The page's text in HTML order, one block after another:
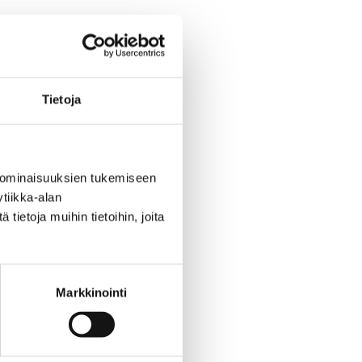
Tietoja
tukemiseen
alan
tietoja muihin tietoihin, joita
Markkinointi
Lisäksi touko -
on edelleen